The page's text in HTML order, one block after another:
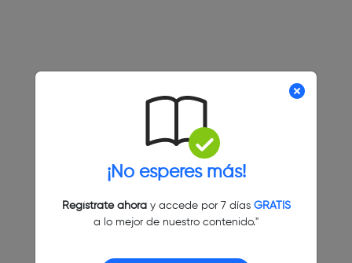
¡No esperes más!
Regístrate ahoray accede por 7 días GRATIS
a lo mejor de nuestro contenido."